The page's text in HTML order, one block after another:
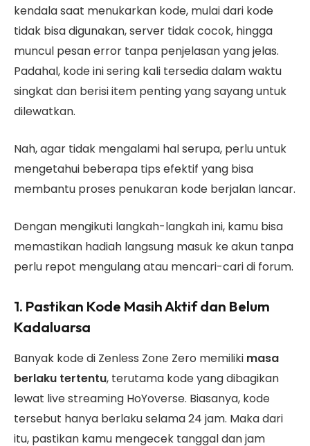
kendala saat menukarkan kode, mulai dari kode
tidak bisa digunakan, server tidak cocok, hingga
muncul pesan error tanpa penjelasan yang jelas.
Padahal, kode ini sering kali tersedia dalam waktu
singkat dan berisi item penting yang sayang untuk
dilewatkan.
Nah, agar tidak mengalami hal serupa, perlu untuk
mengetahui beberapa tips efektif yang bisa
membantu proses penukaran kode berjalan lancar.
Dengan mengikuti langkah-langkah ini, kamu bisa
memastikan hadiah langsung masuk ke akun tanpa
perlu repot mengulang atau mencari-cari di forum.
1. Pastikan Kode Masih Aktif dan Belum
Kadaluarsa
Banyak kode di Zenless Zone Zero memiliki masa
berlaku tertentu, terutama kode yang dibagikan
lewat live streaming HoYoverse. Biasanya, kode
tersebut hanya berlaku selama 24 jam. Maka dari
itu, pastikan kamu mengecek tanggal dan jam